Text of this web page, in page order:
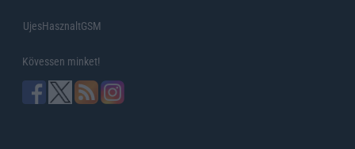
UjesHasznaltGSM
Kövessen minket!